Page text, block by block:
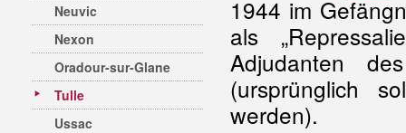
Neuvic
Nexon
Oradour-sur-Glane
Tulle
Ussac
1944 im
als
Adjudanten
(ursprünglich
werden).